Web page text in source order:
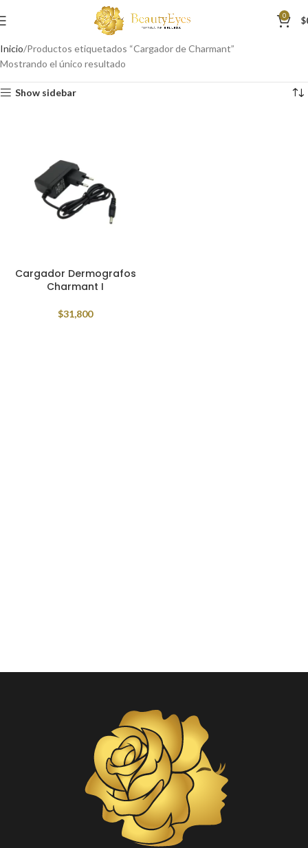
0 $
Inicio Productos etiquetados “Cargador de Charmant”
Mostrando el único resultado
Show sidebar
Cargador Dermografos
Charmant I
$31,800